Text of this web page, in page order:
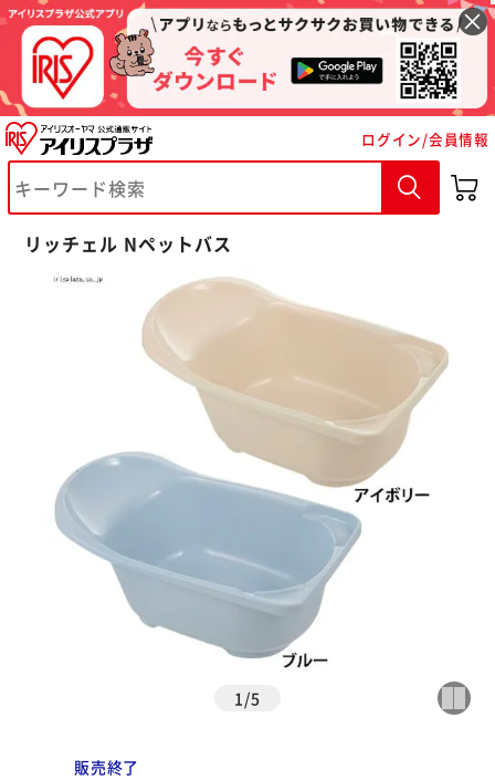
ログイン/会員情報
リッチェル Nペットバス
1 /5
販売終了
※ご確認ください
カートに入れる